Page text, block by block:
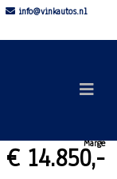
info@vinkautos.nl
Marge
€ 14.850,-